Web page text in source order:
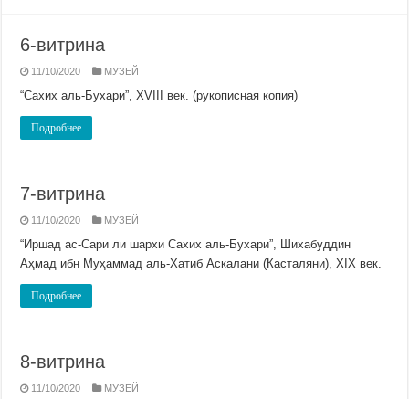
6-витрина
11/10/2020 МУЗЕЙ
“Сахих аль-Бухари”, ХVIII век. (рукописная копия)
Подробнее
7-витрина
11/10/2020 МУЗЕЙ
“Иршад ас-Сари ли шархи Сахих аль-Бухари”, Шихабуддин
Аҳмад ибн Муҳаммад аль-Хатиб Аскалани (Касталяни), ХIХ век.
Подробнее
8-витрина
11/10/2020 МУЗЕЙ